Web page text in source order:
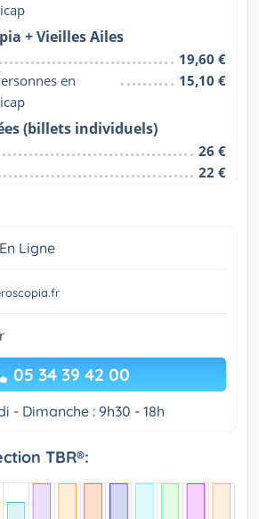
+ Vieilles Ailes
19,60 €
en
15,10 €
(billets individuels)
26 €
22 €
Ligne
05 34 39 42 00
- Dimanche : 9h30 - 18h
TBR®: